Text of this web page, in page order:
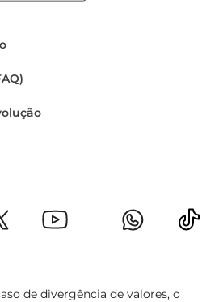
sabor e tradição. O Chocolate
de divergência de valores, o